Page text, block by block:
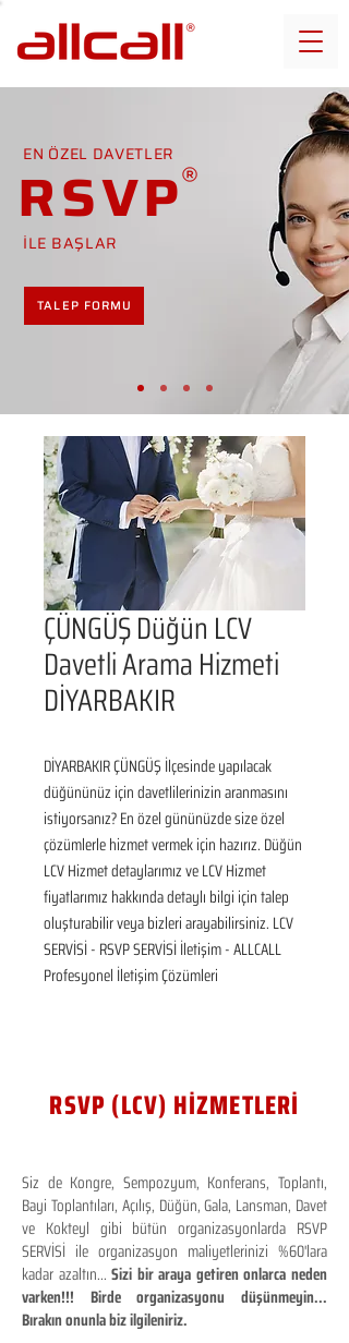
EN ÖZEL DAVETLER
RSVP
İLE BAŞLAR
TALEP FORMU
ÇÜNGÜŞ Düğün LCV
Davetli Arama Hizmeti
DİYARBAKIR
DİYARBAKIR ÇÜNGÜŞ İlçesinde yapılacak
düğününüz için davetlilerinizin aranmasını
istiyorsanız? En özel gününüzde size özel
çözümlerle hizmet vermek için hazırız. Düğün
LCV Hizmet detaylarımız ve LCV Hizmet
fiyatlarımız hakkında detaylı bilgi için talep
oluşturabilir veya bizleri arayabilirsiniz. LCV
SERVİSİ - RSVP SERVİSİ İletişim - ALLCALL
Profesyonel İletişim Çözümleri
RSVP (LCV) HİZMETLERİ
Siz de Kongre, Sempozyum, Konferans, Toplantı,
Bayi Toplantıları, Açılış, Düğün, Gala, Lansman, Davet
ve Kokteyl gibi bütün organizasyonlarda RSVP
SERVİSİ ile organizasyon maliyetlerinizi %60'lara
kadar azaltın...Sizi bir araya getiren onlarca neden
varken!!! Birde organizasyonu düşünmeyin...
Bırakın onunla biz ilgileniriz.